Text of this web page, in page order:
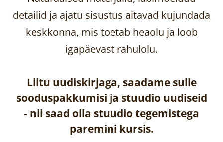
detailid ja ajatu sisustus aitavad kujundada
keskkonna, mis toetab heaolu ja loob
igapäevast rahulolu.
Liitu uudiskirjaga, saadame sulle
sooduspakkumisi ja stuudio uudiseid
- nii saad olla stuudio tegemistega
paremini kursis.